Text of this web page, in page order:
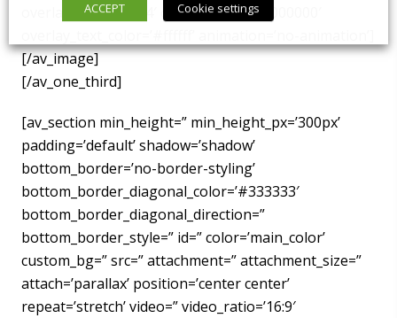
overlay_opacity=’0.4′ overlay_color=’#000000′
[/av_image]
[/av_one_third]
[av_section min_height=” min_height_px=’300px’
padding=’default’ shadow=’shadow’
bottom_border=’no-border-styling’
bottom_border_diagonal_color=’#333333′
bottom_border_diagonal_direction=”
bottom_border_style=” id=” color=’main_color’
custom_bg=” src=” attachment=” attachment_size=”
attach=’parallax’ position=’center center’
repeat=’stretch’ video=” video_ratio=’16:9′
ACCEPT
Cookie settings